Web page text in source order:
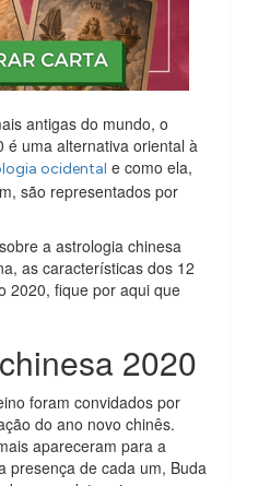
antigas do mundo, o
é uma alternativa oriental à
ocidental e como ela,
são representados por
a astrologia chinesa
as características dos 12
2020, fique por aqui que
2020
foram convidados por
do ano novo chinês.
apareceram para a
presença de cada um, Buda